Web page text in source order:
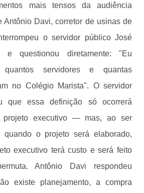
mais tensos da audiência
Antônio Davi, corretor de usinas de
o servidor público José
e questionou diretamente: "Eu
quantos servidores e quantas
no Colégio Marista". O servidor
que essa definição só ocorrerá
executivo — mas, ao ser
quando o projeto será elaborado,
executivo terá custo e será feito
Antônio Davi respondeu
existe planejamento, a compra